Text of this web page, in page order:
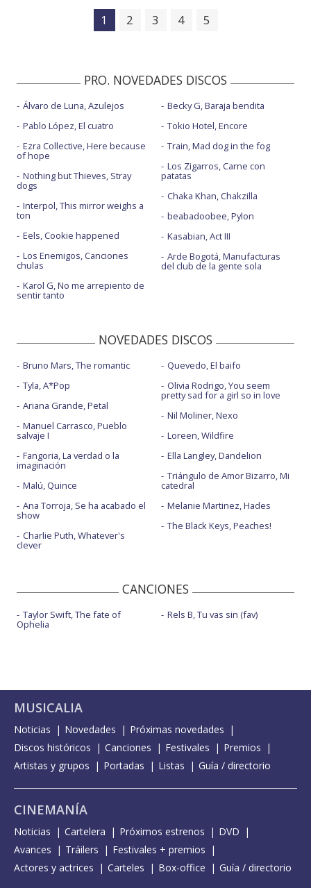
1 2 3 4 5
PRO. NOVEDADES DISCOS
Álvaro de Luna, Azulejos
Pablo López, El cuatro
Ezra Collective, Here because
of hope
Nothing but Thieves, Stray
dogs
Interpol, This mirror weighs a
ton
Eels, Cookie happened
Los Enemigos, Canciones
chulas
Karol G, No me arrepiento de
sentir tanto
Becky G, Baraja bendita
Tokio Hotel, Encore
Train, Mad dog in the fog
Los Zigarros, Carne con
patatas
Chaka Khan, Chakzilla
beabadoobee, Pylon
Kasabian, Act III
Arde Bogotá, Manufacturas
del club de la gente sola
NOVEDADES DISCOS
Bruno Mars, The romantic
Tyla, A*Pop
Ariana Grande, Petal
Manuel Carrasco, Pueblo
salvaje I
Fangoria, La verdad o la
imaginación
Malú, Quince
Ana Torroja, Se ha acabado el
show
Charlie Puth, Whatever's
clever
Quevedo, El baifo
Olivia Rodrigo, You seem
pretty sad for a girl so in love
Nil Moliner, Nexo
Loreen, Wildfire
Ella Langley, Dandelion
Triángulo de Amor Bizarro, Mi
catedral
Melanie Martinez, Hades
The Black Keys, Peaches!
CANCIONES
Taylor Swift, The fate of
Ophelia
Rels B, Tu vas sin (fav)
MUSICALIA
Noticias Novedades
Próximas novedades
Discos históricos
Canciones Festivales
Premios
Artistas y grupos
Portadas Listas Guía / directorio
CINEMANÍA
Noticias Cartelera Próximos estrenos
DVD
Avances
Tráilers
Festivales + premios
Actores y actrices
Carteles Box-office Guía / directorio